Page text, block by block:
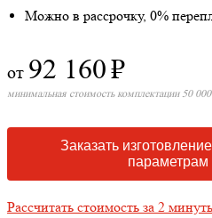
Можно в рассрочку, 0%
от 92 160₽
минимальная стоимость комплектации 50
Заказать
параметрам
Рассчитать стоимость за 2